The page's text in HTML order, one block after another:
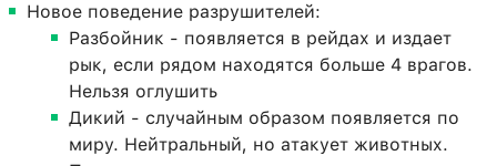
Новое поведение разрушителей:
Разбойник - появляется в рейдах и издает
рык, если рядом находятся больше 4 врагов.
Нельзя оглушить
Дикий - случайным образом появляется по
миру. Нейтральный, но атакует животных.